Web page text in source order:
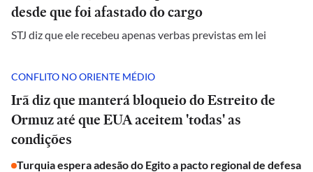
desde que foi afastado do cargo
STJ diz que ele recebeu apenas verbas previstas em lei
CONFLITO NO ORIENTE MÉDIO
Irã diz que manterá bloqueio do Estreito de
Ormuz até que EUA aceitem 'todas' as
condições
Turquia espera adesão do Egito a pacto regional de defesa